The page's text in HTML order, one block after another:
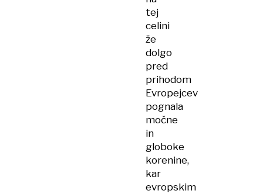
tej
celini
že
dolgo
pred
prihodom
Evropejcev
pognala
močne
in
globoke
korenine,
kar
evropskim